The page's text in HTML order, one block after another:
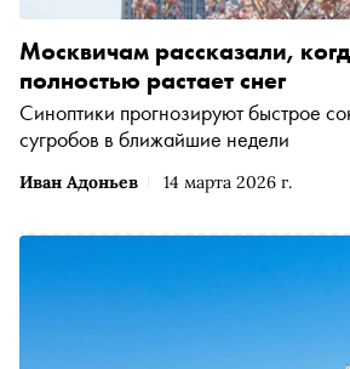
Иван Адоньев 14 марта 2026 г.
Москвичам рассказали,
полностью растает снег
Синоптики прогнозируют быстрое
сугробов в ближайшие недели